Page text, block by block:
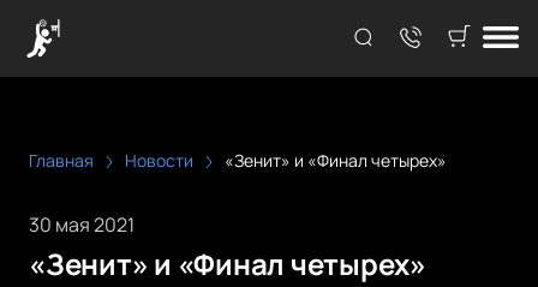
Главная Новости «Зенит» и «Финал четырех»
30 мая 2021
«Зенит» и «Финал четырех»